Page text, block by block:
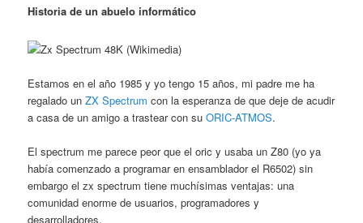
Historia de un abuelo informático
Estamos en el año 1985 y yo tengo 15 años, mi padre me ha
regalado unZX Spectrum con la esperanza de que deje de acudir
a casa de un amigo a trastear con suORIC-ATMOS.
El spectrum me parece peor que el oric y usaba un Z80 (yo ya
había comenzado a programar en ensamblador el R6502) sin
embargo el zx spectrum tiene muchísimas ventajas: una
comunidad enorme de usuarios, programadores y
desarrolladores.